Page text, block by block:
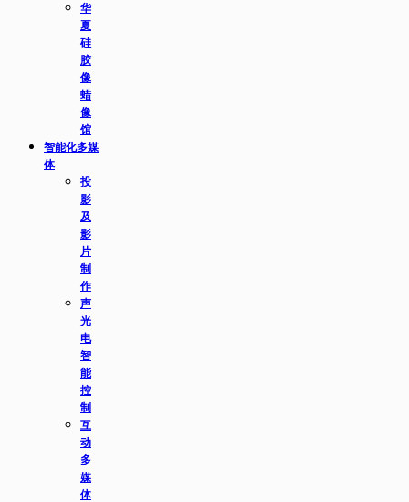
华
夏
硅
胶
像
蜡
像
馆
智能化多媒
体
投
影
及
影
片
制
作
声
光
电
智
能
控
制
互
动
多
媒
体